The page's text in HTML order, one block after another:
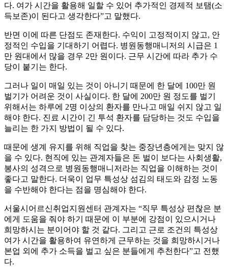
다. 여가 시간을 활용해 일할 수 있어 추가적인 경제적 보탬(소
득보존)이 된다고 생각한다”고 말했다.
반면 이에 따른 단점도 존재한다. 수익이 고정적이지 않고, 안
정적인 수입을 기대하기 어렵다. 병원동행매니저의 시급은 1
만 원대에서 많을 경우 2만 원이다. 근무 시간에 따라 추가 수
당이 붙기는 한다.
그러나 일이 매일 있는 것이 아니기 때문에 한 달에 100만 원
벌기가 어려운 것이 사실이다. 한 달에 200만 원 정도를 벌기
위해서는 하루에 2명 이상의 환자를 만나고 매일 쉬지 않고 일
해야 한다. 진료 시간이 긴 투석 환자를 담당하는 것도 수입을
늘리는 한 가지 방법이 될 수 있다.
때문에 생계 유지를 위해 직업을 찾는 중장년층에게는 맞지 않
을 수 있다. 현직에 있는 관계자들은 돈 벌이 보다는 사회생활,
봉사의 성격으로 병원동행매니저라는 직업을 이해하는 것이
좋다고 말한다. 더욱이 업무 특성상 섬김의 태도와 감정 노동
을 수반해야 한다는 점을 명심해야 한다.
서울시어르신취업지원센터 관계자는 “직무 특성상 편찮은 분
에게 도움을 줘야 하기 때문에 이 부분에 강점이 있으시거나
희망하시는 분이어야 할 것 같다. 그리고 근로 조건의 특성상
여가 시간을 활용하여 유연하게 근무하는 것을 희망하시거나
본업 외에 추가 소득을 벌고 싶은 분들에게 추천한다”고 전했
다.